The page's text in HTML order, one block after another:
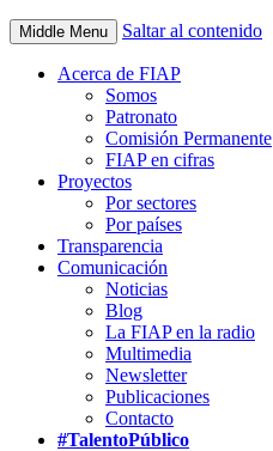
Middle Menu Saltar al contenido
Acerca de FIAP
Somos
Patronato
Comisión Permanente
FIAP en cifras
Proyectos
Por sectores
Por países
Transparencia
Comunicación
Noticias
Blog
La FIAP en la radio
Multimedia
Newsletter
Publicaciones
Contacto
#TalentoPúblico